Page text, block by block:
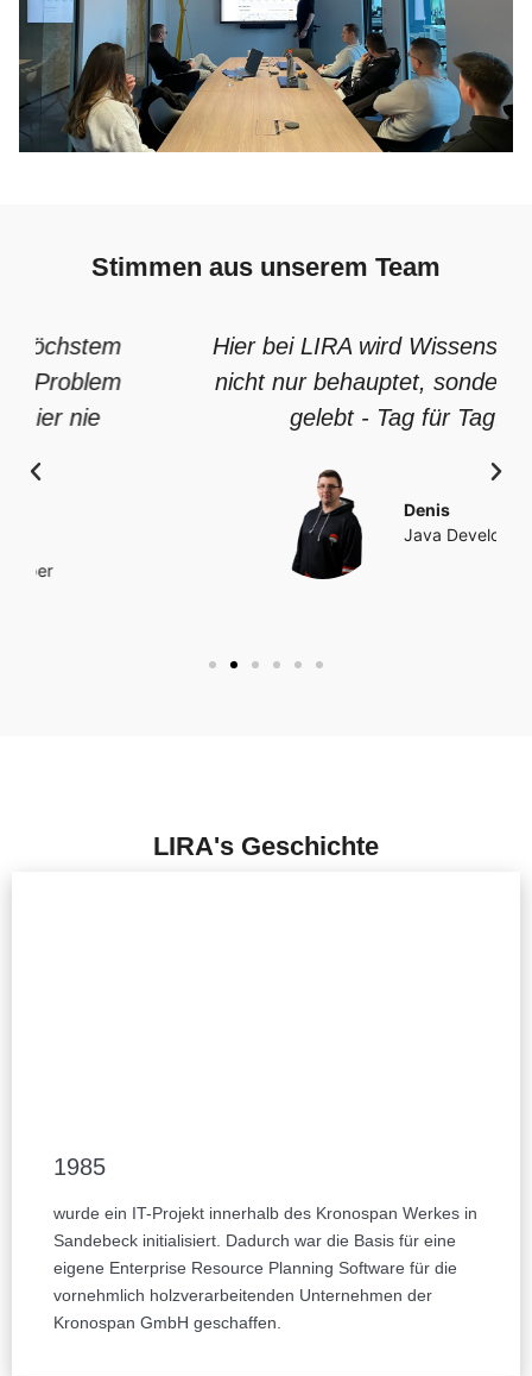
Stimmen aus unserem Team
Hier bei LIRA wird Wissenstransfer
nicht nur behauptet, sondern auch
gelebt - Tag für Tag!
Denis
Java Developer
LIRA's Geschichte
1985
wurde ein IT-Projekt innerhalb des Kronospan Werkes in
Sandebeck initialisiert. Dadurch war die Basis für eine
eigene Enterprise Resource Planning Software für die
vornehmlich holzverarbeitenden Unternehmen der
Kronospan GmbH geschaffen.